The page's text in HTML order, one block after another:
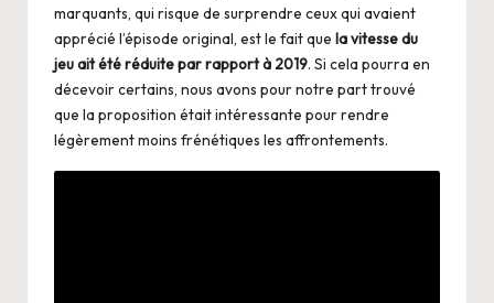
marquants, qui risque de surprendre ceux qui avaient
apprécié l’épisode original, est le fait que la vitesse du
jeu ait été réduite par rapport à 2019. Si cela pourra en
décevoir certains, nous avons pour notre part trouvé
que la proposition était intéressante pour rendre
légèrement moins frénétiques les affrontements.